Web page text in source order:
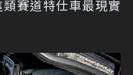
賽道特仕車最現實